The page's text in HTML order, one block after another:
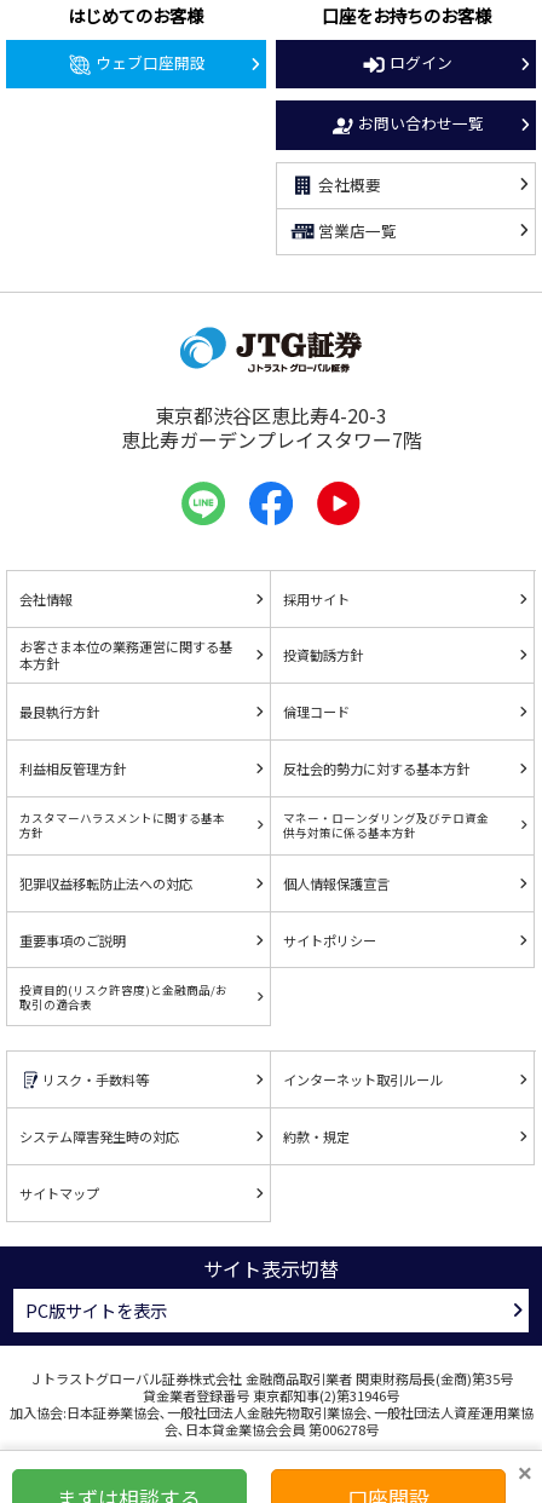
はじめてのお客様
ウェブ口座開設
口座をお持ちのお客様
ログイン
お問い合わせ一覧
会社概要
営業店一覧
東京都渋谷区恵比寿4-20-3
恵比寿ガーデンプレイスタワー7階
会社情報 採用サイト
お客さま本位の業務運営に関する基
本方針
投資勧誘方針
最良執行方針 倫理コード
利益相反管理方針 反社会的勢力に対する基本方針
カスタマーハラスメントに関する基本
方針
マネー・ローンダリング及びテロ資金
供与対策に係る基本方針
犯罪収益移転防止法への対応 個人情報保護宣言
重要事項のご説明 サイトポリシー
投資目的(リスク許容度)と金融商品/お
取引の適合表
リスク・手数料等 インターネット取引ルール
システム障害発生時の対応 約款・規定
サイトマップ
サイト表示切替
PC版サイトを表示
Ｊトラストグローバル証券株式会社 金融商品取引業者 関東財務局長(金商)第35号
貸金業者登録番号 東京都知事(2)第31946号
加入協会:日本証券業協会､一般社団法人金融先物取引業協会､一般社団法人資産運用業協
会､日本貸金業協会会員 第006278号
×